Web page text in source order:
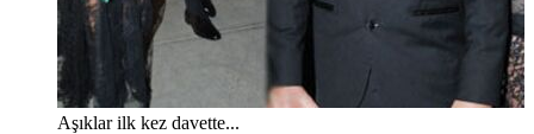
Aşıklar ilk kez davette...